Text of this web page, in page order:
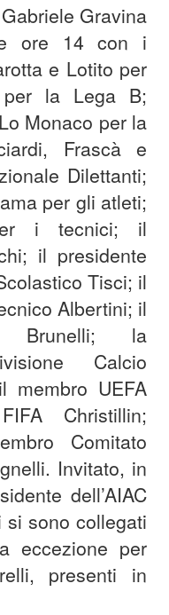
Gravina
ore 14 con i
e Lotito per
la Lega B;
Monaco per la
Frascà e
Dilettanti;
per gli atleti;
i tecnici; il
il presidente
Tisci; il
Albertini; il
Brunelli; la
Calcio
membro UEFA
Christillin;
Comitato
Invitato, in
dell’AIAC
si sono collegati
eccezione per
presenti in